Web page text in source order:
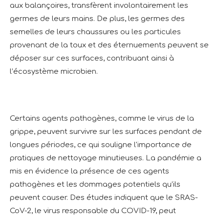
aux balançoires, transfèrent involontairement les
germes de leurs mains. De plus, les germes des
semelles de leurs chaussures ou les particules
provenant de la toux et des éternuements peuvent se
déposer sur ces surfaces, contribuant ainsi à
l’écosystème microbien.
Certains agents pathogènes, comme le virus de la
grippe, peuvent survivre sur les surfaces pendant de
longues périodes, ce qui souligne l'importance de
pratiques de nettoyage minutieuses. La pandémie a
mis en évidence la présence de ces agents
pathogènes et les dommages potentiels qu’ils
peuvent causer. Des études indiquent que le SRAS-
CoV-2, le virus responsable du COVID-19, peut